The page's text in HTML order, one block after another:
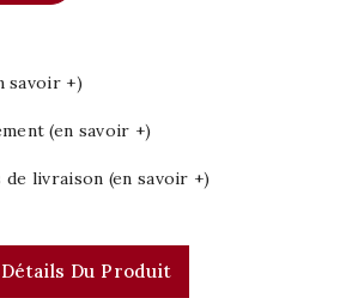
savoir +)
(en savoir +)
livraison (en savoir +)
Détails Du Produit